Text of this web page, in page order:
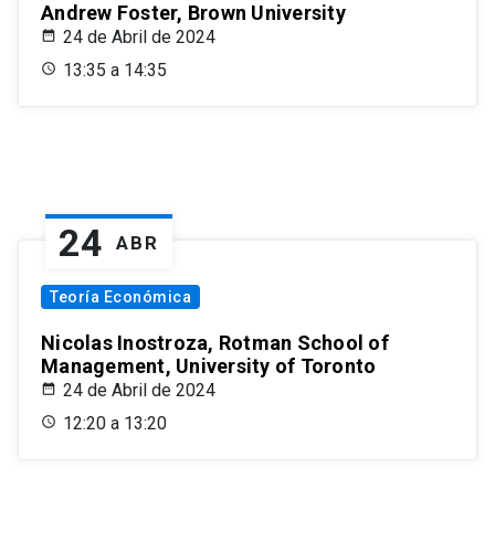
Andrew Foster, Brown University
24 de Abril de 2024
13:35 a 14:35
24 ABR
Teoría Económica
Nicolas Inostroza, Rotman School of
Management, University of Toronto
24 de Abril de 2024
12:20 a 13:20